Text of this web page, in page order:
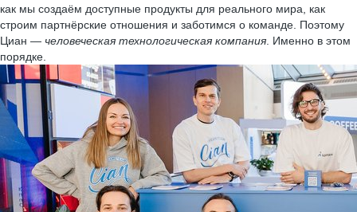
как мы создаём доступные продукты для реального мира, как
строим партнёрские отношения и заботимся о команде. Поэтому
Циан — человеческая технологическая компания . Именно в этом
порядке.